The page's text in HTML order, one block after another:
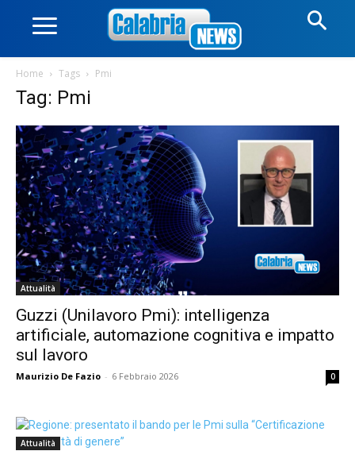
Home Tags Pmi
Tag: Pmi
Attualità
Guzzi (Unilavoro Pmi): intelligenza
artificiale, automazione cognitiva e impatto
sul lavoro
Maurizio De Fazio - 6 Febbraio 2026 0
Attualità